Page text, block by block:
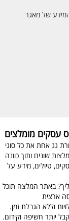
של מאגר
עסקים מומלצים
גג אחת את כל סוגי
שונים ותוך כוונה
טיולים, מידע על
באתר המלצה תוכל
ארצית
וללא הגבלת זמן.
יותר חשיפה וקידום.